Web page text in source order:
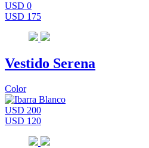
USD 0
USD 175
Vestido Serena
Color
USD 200
USD 120